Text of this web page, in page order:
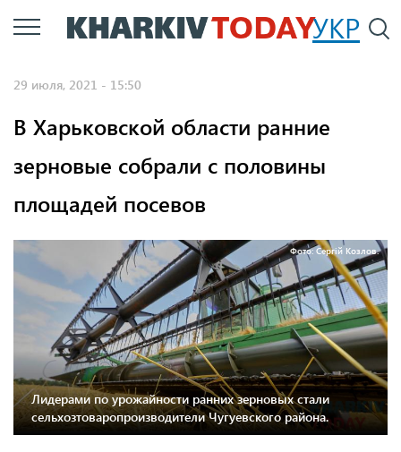
Перейти
к
УКР
29 июля, 2021 - 15:50
В Харьковской области ранние
зерновые собрали с половины
площадей посевов
Фото: Сергій Козлов.
Лидерами по урожайности ранних зерновых стали
сельхозтоваропроизводители Чугуевского района.